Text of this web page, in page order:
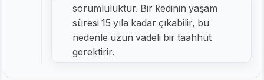
sorumluluktur. Bir kedinin yaşam
süresi 15 yıla kadar çıkabilir, bu
nedenle uzun vadeli bir taahhüt
gerektirir.